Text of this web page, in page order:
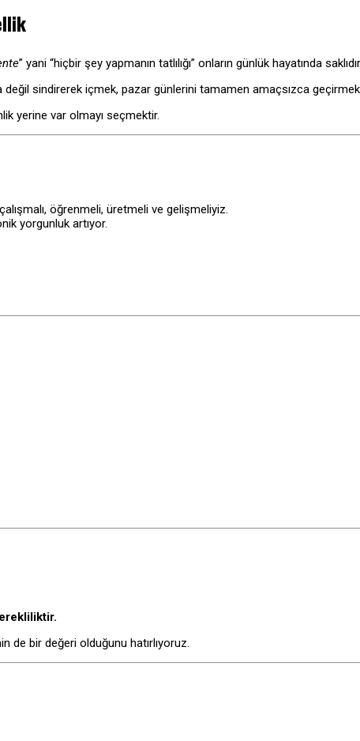
” yani “hiçbir şey yapmanın tatlılığı” onların günlük hayatında
değil sindirerek içmek, pazar günlerini tamamen amaçsızca
yerine var olmayı seçmektir.
öğrenmeli, üretmeli ve gelişmeliyiz.
yorgunluk artıyor.
de bir değeri olduğunu hatırlıyoruz.